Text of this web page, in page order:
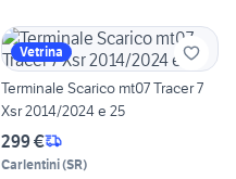
Vetrina
Terminale Scarico mt07 Tracer 7
Xsr 2014/2024 e 25
299 €
Carlentini(SR)